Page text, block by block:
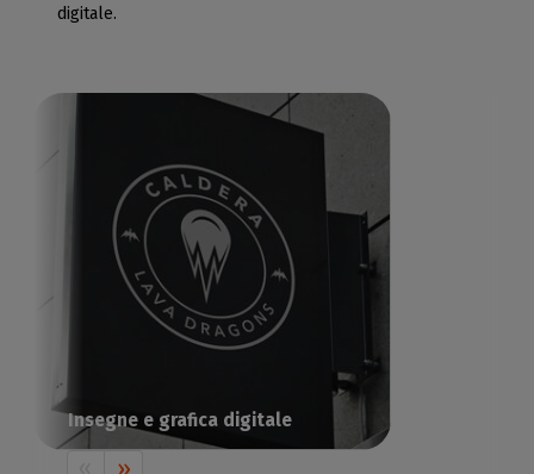
digitale.
Insegne e grafica digitale
Stampa della comunicazione visiva con
Caldera